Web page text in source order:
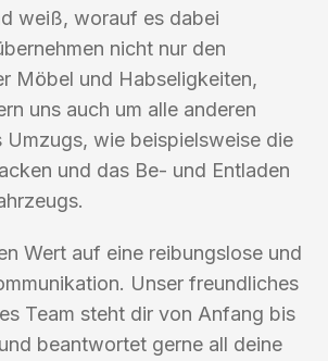
weiß, worauf es dabei
nicht nur den
Möbel und Habseligkeiten,
uns auch um alle anderen
Umzugs, wie beispielsweise die
und das Be- und Entladen
Wert auf eine reibungslose und
Unser freundliches
Team steht dir von Anfang bis
beantwortet gerne all deine